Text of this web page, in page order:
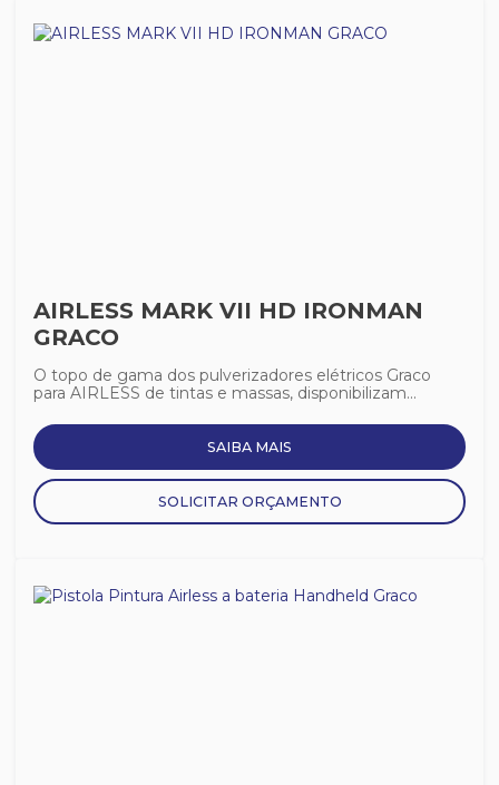
AIRLESS MARK VII HD IRONMAN
GRACO
O topo de gama dos pulverizadores elétricos Graco
para AIRLESS de tintas e massas, disponibilizam...
SAIBA MAIS
SOLICITAR ORÇAMENTO